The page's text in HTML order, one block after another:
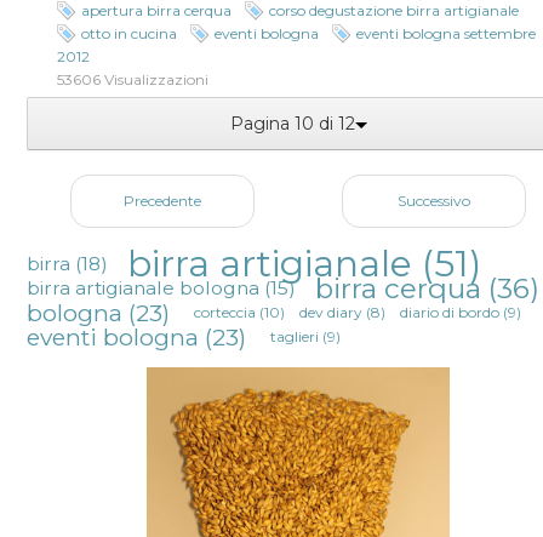
apertura birra cerqua
corso degustazione birra artigianale
otto in cucina
eventi bologna
eventi bologna settembre
2012
53606 Visualizzazioni
Pagina 10 di 12
Precedente Successivo
birra (18) birra artigianale (51)
birra artigianale bologna (15) birra cerqua (36)
bologna (23) corteccia (10) dev diary(8) diario di bordo(9)
eventi bologna (23) taglieri (9)